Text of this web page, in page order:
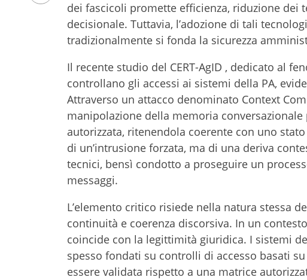
dei fascicoli promette efficienza, riduzione dei
decisionale. Tuttavia, l’adozione di tali
tradizionalmente si fonda la sicurezza
Il recente studio del CERT-AgID , dedicato al
controllano gli accessi ai sistemi della PA,
Attraverso un attacco denominato Context
manipolazione della memoria
autorizzata, ritenendola coerente con uno
di un’intrusione forzata, ma di una deriva
tecnici, bensì condotto a proseguire un
messaggi.
L’elemento critico risiede nella natura stessa
continuità e coerenza discorsiva. In un
coincide con la legittimità giuridica. I sistemi
spesso fondati su controlli di accesso basati
essere validata rispetto a una matrice